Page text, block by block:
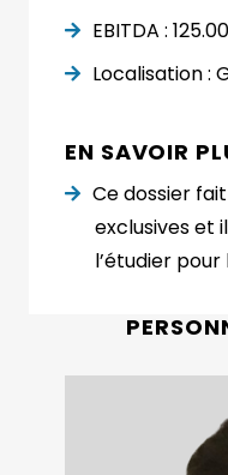
EBITDA :
Localisation :
EN SAVOIR
Ce dossier
exclusives et
l’étudier pour